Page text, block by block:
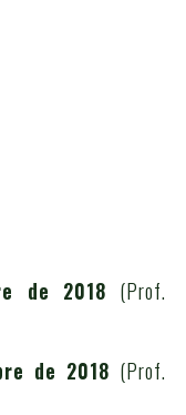
de 2018 (Prof.
de 2018 (Prof.